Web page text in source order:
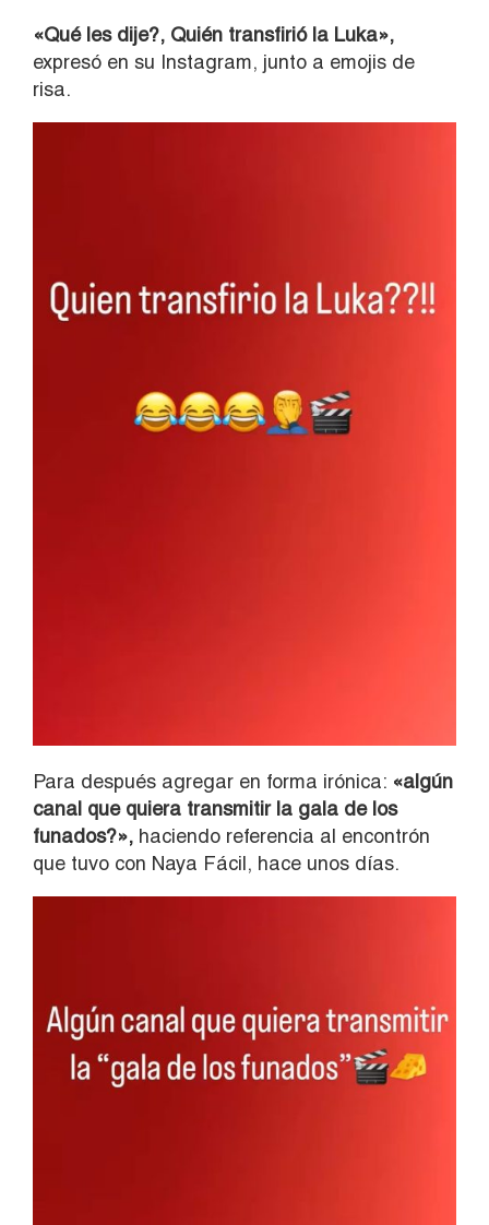
«Qué les dije?, Quién transfirió la Luka»,
expresó en su Instagram, junto a emojis de
risa.
Para después agregar en forma irónica: «algún
canal que quiera transmitir la gala de los
funados?», haciendo referencia al encontrón
que tuvo con Naya Fácil, hace unos días.